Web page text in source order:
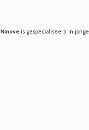
Ninove is gespecialiseerd in